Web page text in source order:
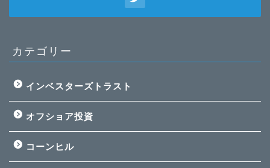
カテゴリー
インベスターズトラスト
オフショア投資
コーンヒル